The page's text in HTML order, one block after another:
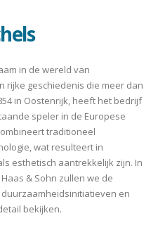
in de wereld van
rijke geschiedenis die meer dan
in Oostenrijk, heeft het bedrijf
speler in de Europese
traditioneel
wat resulteert in
esthetisch aantrekkelijk zijn. In
& Sohn zullen we de
en
bekijken.